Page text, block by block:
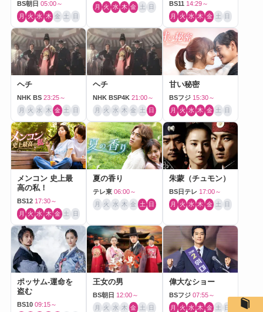
BS朝日 05:00～
月 火 水 木 金 土 日
月 火 水 木 金 土 日 BS11 14:29～
月 火 水 木 金 土 日
ヘチ
NHK BS 23:25～
月 火 水 木 金 土 日
ヘチ
NHK BSP4K 21:00～
月 火 水 木 金 土 日
甘い秘密
BSフジ 15:30～
月 火 水 木 金 土 日
メンコン 史上最
高の私！
BS12 17:30～
月 火 水 木 金 土 日
夏の香り
テレ東 06:00～
月 火 水 木 金 土 日
朱蒙（チュモン）
BS日テレ 17:00～
月 火 水 木 金 土 日
ポッサム-運命を
盗む
BS10 09:15～
王女の男
BS朝日 12:00～
月 火 水 木 金 土 日
偉大なショー
BSフジ 07:55～
月 火 水 木 金 土 日